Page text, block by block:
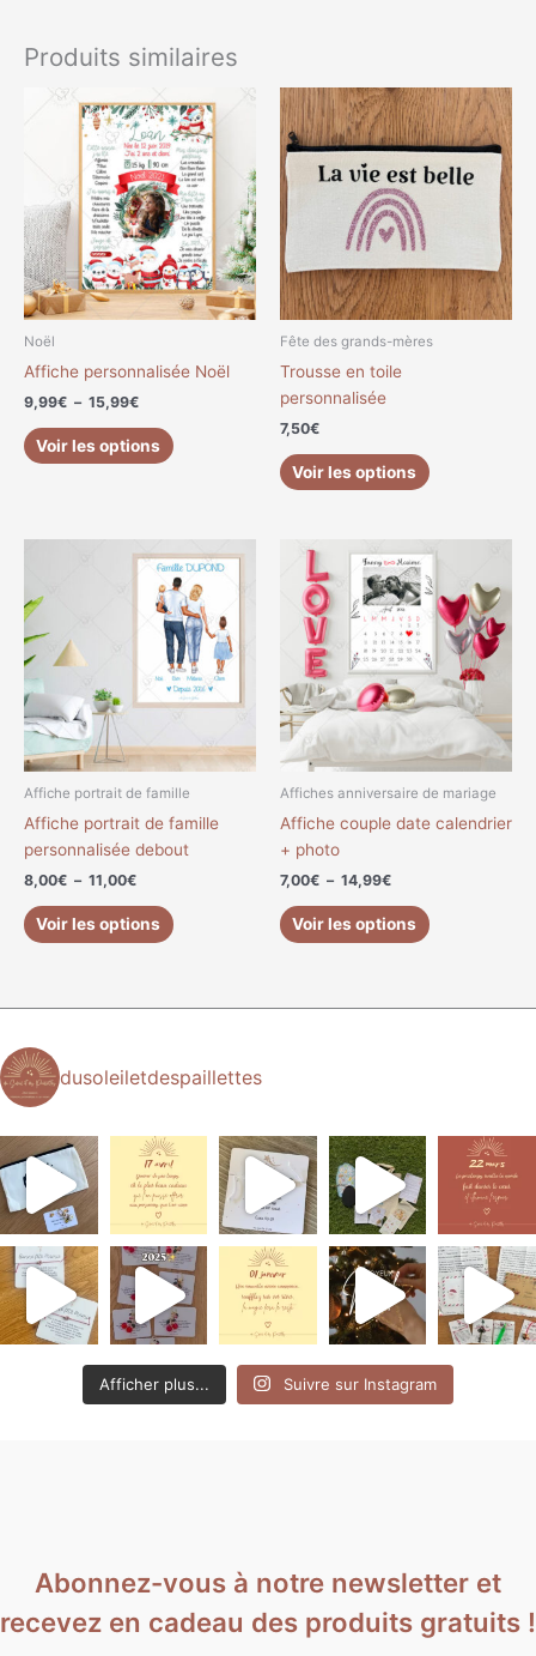
Produits similaires
Noël
Affiche personnalisée Noël
9,99€ – 15,99€
Plage
de
prix :
9,99€
à
15,99€
Voir les options
Ce
produit
a
plusieurs
variations.
Les
options
peuvent
être
sur
du
Fête des grands-mères
Trousse en toile
personnalisée
7,50€
Voir les options
Affiche portrait de famille
Affiche portrait de famille
personnalisée debout
8,00€ – 11,00€
prix :
8,00€
11,00€
Voir les options
Ce
produit
a
plusieurs
variations.
Les
options
être
choisies
sur
la
produit
Affiches anniversaire de mariage
Affiche couple date calendrier
+ photo
7,00€ – 14,99€
de
prix :
7,00€
à
14,99€
Voir les options
Ce
produit
a
plusieurs
variations.
Les
options
être
choisies
sur
produit
dusoleiletdespaillettes
Afficher plus... Suivre sur Instagram
Abonnez-vous à notre newsletter et
recevez en cadeau des produits gratuits !